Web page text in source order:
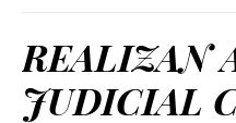
REALIZAN
JUDICIAL